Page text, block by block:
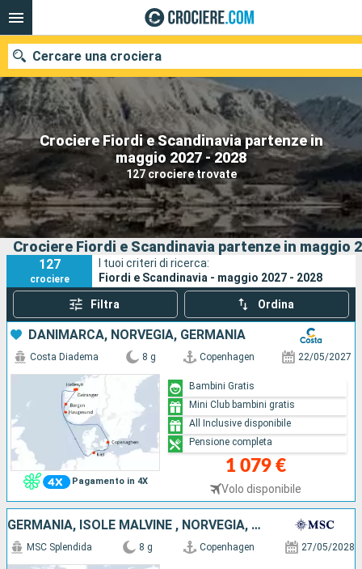
Crociere Fiordi e Scandinavia partenze in
maggio 2027 - 2028
127 crociere trovate
Cercare una crociera
Le nostre destinazioni
Mesi di partenza
Porti Compagnie
Ricerca
Crociere Fiordi e Scandinavia partenze in maggio
127
crociere
I tuoi criteri di ricerca:
Fiordi e Scandinavia - maggio 2027 - 2028
Filtra Ordina
DANIMARCA, NORVEGIA, GERMANIA
Pagamento in 4X
Costa Diadema 8 g Copenhagen 22/05/2027
1 079 €
Volo disponibile
Bambini Gratis
Mini Club bambini gratis
All Inclusive disponibile
Pensione completa
GERMANIA, ISOLE MALVINE , NORVEGIA, DANIMARCA
MSC Splendida 8 g Copenhagen 27/05/2028